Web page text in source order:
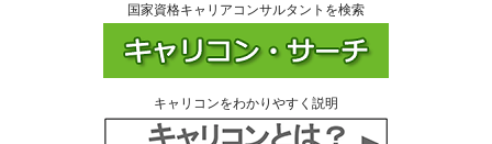
国家資格キャリアコンサルタントを検索
キャリコンをわかりやすく説明